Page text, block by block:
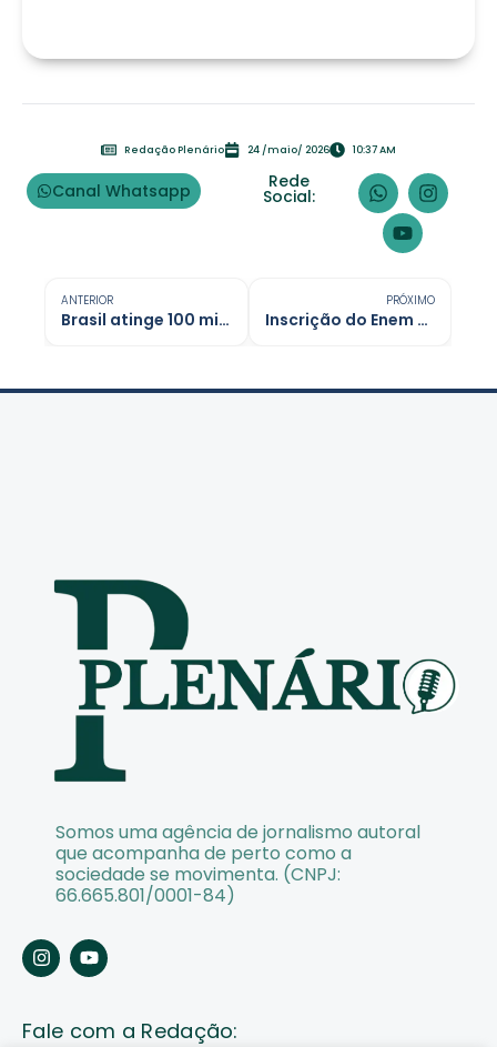
Redação Plenário 24 /maio/ 2026 10:37 AM
Canal Whatsapp Rede
Social:
ANTERIOR
Brasil atinge 100 mil escolas públicas com internet para os alunos
PRÓXIMO
Inscrição do Enem 2026 começa nesta segunda-feira com novidades
Somos uma agência de jornalismo autoral
que acompanha de perto como a
sociedade se movimenta. (CNPJ:
66.665.801/0001-84)
Fale com a Redação: